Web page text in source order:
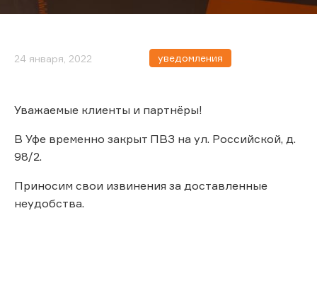
24 января, 2022 уведомления
Уважаемые клиенты и партнёры!
В Уфе временно закрыт ПВЗ на ул. Российской, д.
98/2.
Приносим свои извинения за доставленные
неудобства.